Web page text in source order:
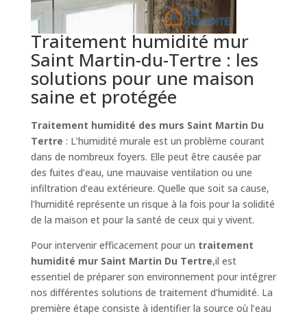
Traitement humidité mur
Saint Martin-du-Tertre : les
solutions pour une maison
saine et protégée
Traitement humidité des murs Saint Martin Du
Tertre : L’humidité murale est un problème courant
dans de nombreux foyers. Elle peut être causée par
des fuites d’eau, une mauvaise ventilation ou une
infiltration d’eau extérieure. Quelle que soit sa cause,
l’humidité représente un risque à la fois pour la solidité
de la maison et pour la santé de ceux qui y vivent.
Pour intervenir efficacement pour un traitement
humidité mur Saint Martin Du Tertre,il est
essentiel de préparer son environnement pour intégrer
nos différentes solutions de traitement d’humidité. La
première étape consiste à identifier la source où l’eau